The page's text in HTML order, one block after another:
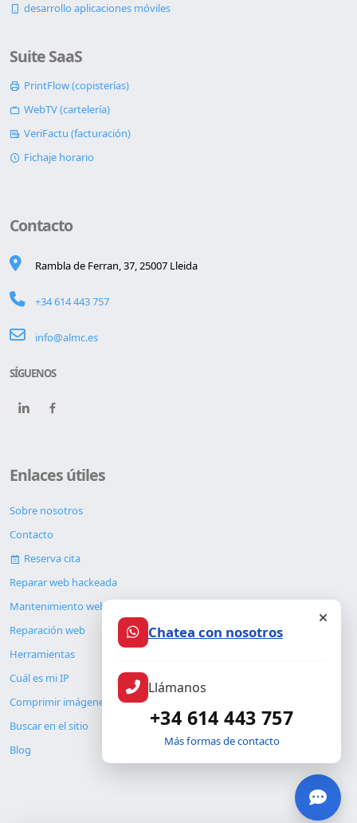
desarrollo aplicaciones móviles
Suite SaaS
PrintFlow (copisterías)
WebTV (cartelería)
VeriFactu (facturación)
Fichaje horario
Contacto
Rambla de Ferran, 37, 25007 Lleida
+34 614 443 757
info@almc.es
SÍGUENOS
Enlaces útiles
Sobre nosotros
Contacto
Reserva cita
Reparar web hackeada
Mantenimiento web
Reparación web
Herramientas
Cuál es mi IP
Comprimir imágenes
Buscar en el sitio
Blog
Chatea con nosotros
Llámanos
+34 614 443 757
Más formas de contacto